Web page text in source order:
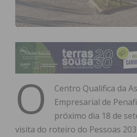
O
Centro Qualifica da
Empresarial de
próximo dia 18 de
visita do roteiro do Pessoas